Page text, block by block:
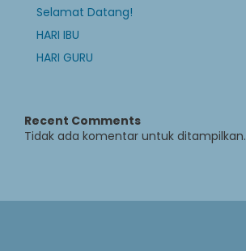
Selamat Datang!
HARI IBU
HARI GURU
Recent Comments
Tidak ada komentar untuk ditampilkan.